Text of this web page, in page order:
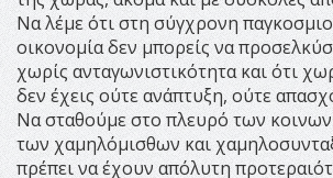
Να λέμε ότι στη σύγχρονη
οικονομία δεν μπορείς να
χωρίς ανταγωνιστικότητα και ότι
δεν έχεις ούτε ανάπτυξη, ούτε
Να σταθούμε στο πλευρό των
των χαμηλόμισθων και
πρέπει να έχουν απόλυτη